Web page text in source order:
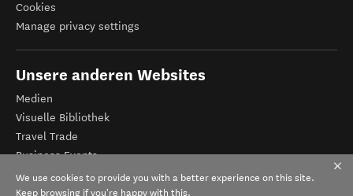
Cookies
Manage privacy settings
Unsere anderen Websites
Medien
Visuelle Bibliothek
Travel Trade
Business Events
Tourismus Neuseeland
Veranstalter-Registrierung
We use cookies to provide you with a better experience on this site.
Keep browsing if you're happy with this.